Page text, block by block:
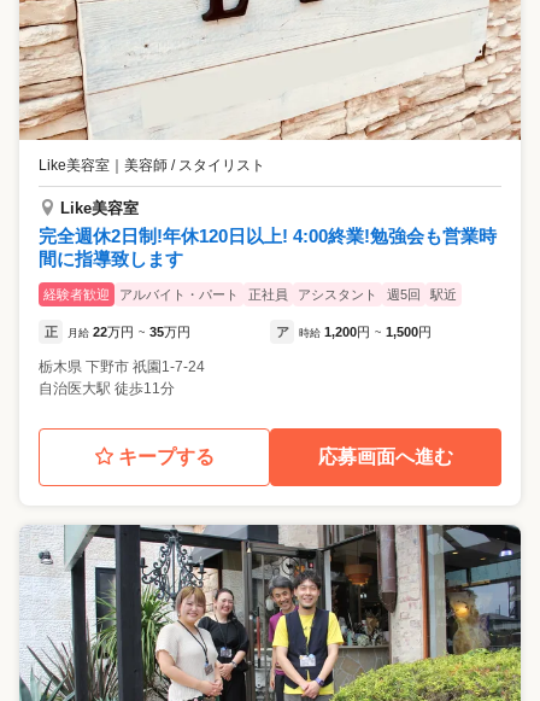
Like美容室 美容師 / スタイリスト
Like美容室
完全週休2日制!年休120日以上! 4:00終業!勉強会も営業時
間に指導致します
経験者歓迎 アルバイト・パート 正社員 アシスタント 週5回 駅近
正 月給 22万円 ~ 35万円 ア 時給 1,200円 ~ 1,500円
栃木県 下野市 祇園1-7-24
自治医大駅 徒歩11分
キープする 応募画面へ進む